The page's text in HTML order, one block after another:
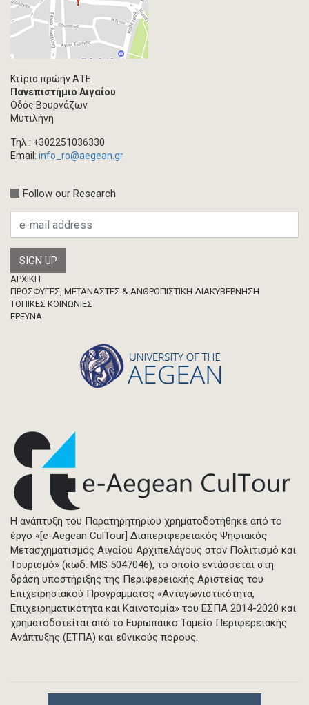
Εκδηλώσεις
Ανάρτηση Blog
Multimedia
Άρθρο ακαδημαϊκoύ περιοδικού
Τεύχος ακαδημαϊκού περιοδικού
Βιβλίο/Μονογραφία
Κεφάλαιο σε συλλογικό τόμο
Προσκλήσεις
Ερευνητική δημοσίευση
Μεταπτυχιακή Διπλωματική Εργασία
Κτίριο πρώην ΑΤΕ
Πανεπιστήμιο Αιγαίου
Οδός Βουρνάζων
Μυτιλήνη
Τηλ.: +302251036330
Email: info_ro@aegean.gr
Follow our Research
Footer
ΑΡΧΙΚΗ
ΠΡΟΣΦΥΓΕΣ, ΜΕΤΑΝΑΣΤΕΣ & ΑΝΘΡΩΠΙΣΤΙΚΗ ΔΙΑΚΥΒΕΡΝΗΣΗ
ΤΟΠΙΚΕΣ ΚΟΙΝΩΝΙΕΣ
ΈΡΕΥΝΑ
Η ανάπτυξη του Παρατηρητηρίου χρηματοδοτήθηκε από το
έργο «[e-Aegean CulTour] Διαπεριφερειακός Ψηφιακός
Μετασχηματισμός Αιγαίου Αρχιπελάγους στον Πολιτισμό και
Τουρισμό» (κωδ. MIS 5047046), το οποίο εντάσσεται στη
δράση υποστήριξης της Περιφερειακής Αριστείας του
Επιχειρησιακού Προγράμματος «Ανταγωνιστικότητα,
Επιχειρηματικότητα και Καινοτομία» του ΕΣΠΑ 2014-2020 και
χρηματοδοτείται από το Ευρωπαϊκό Ταμείο Περιφερειακής
Ανάπτυξης (ΕΤΠΑ) και εθνικούς πόρους.